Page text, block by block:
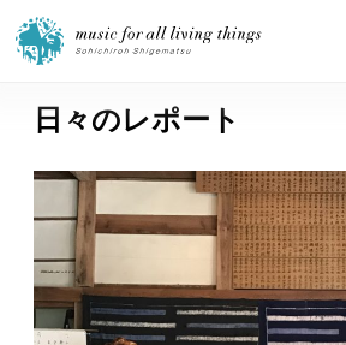
ホーム
テーマ
ライブ・スケジュール
日々のレポート